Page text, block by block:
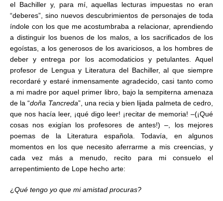
el Bachiller y, para mí, aquellas lecturas impuestas no eran
“deberes”, sino nuevos descubrimientos de personajes de toda
índole con los que me acostumbraba a relacionar, aprendiendo
a distinguir los buenos de los malos, a los sacrificados de los
egoístas, a los generosos de los avariciosos, a los hombres de
deber y entrega por los acomodaticios y petulantes. Aquel
profesor de Lengua y Literatura del Bachiller, al que siempre
recordaré y estaré inmensamente agradecido, casi tanto como
a mi madre por aquel primer libro, bajo la sempiterna amenaza
de la “doña Tancreda”, una recia y bien lijada palmeta de cedro,
que nos hacía leer, ¡qué digo leer! ¡recitar de memoria! –(¡Qué
cosas nos exigían los profesores de antes!) –, los mejores
poemas de la Literatura española. Todavía, en algunos
momentos en los que necesito aferrarme a mis creencias, y
cada vez más a menudo, recito para mi consuelo el
arrepentimiento de Lope hecho arte:
¿Qué tengo yo que mi amistad procuras?